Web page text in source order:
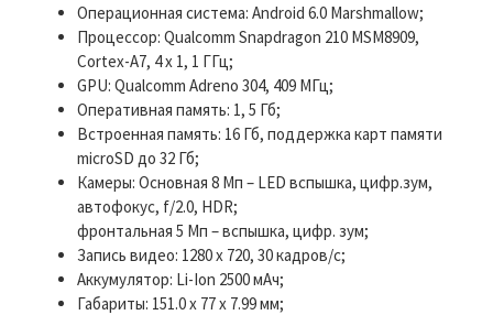
Операционная система: Android 6.0 Marshmallow;
Процессор: Qualcomm Snapdragon 210 MSM8909,
Cortex-A7, 4 x 1, 1 ГГц;
GPU: Qualcomm Adreno 304, 409 МГц;
Оперативная память: 1, 5 Гб;
Встроенная память: 16 Гб, поддержка карт памяти
microSD до 32 Гб;
Камеры: Основная 8 Mп – LED вспышка, цифр.зум,
автофокус, f/2.0, HDR;
фронтальная 5 Мп – вспышка, цифр. зум;
Запись видео: 1280 х 720, 30 кадров/с;
Аккумулятор: Li-Ion 2500 мАч;
Габариты: 151.0 x 77 x 7.99 мм;